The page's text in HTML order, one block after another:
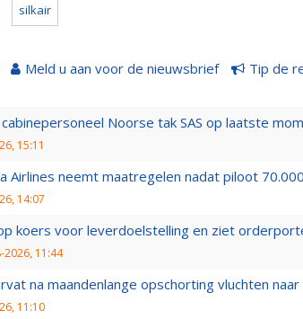
silkair
Meld u aan voor de nieuwsbrief Tip de
cabinepersoneel Noorse tak SAS op laatste
15:11
Airlines neemt maatregelen nadat piloot
14:07
koers voor leverdoelstelling en ziet
2026, 11:44
na maandenlange opschorting vluchten naar
11:10